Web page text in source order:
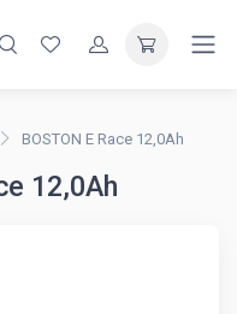
BOSTON E Race 12,0Ah
12,0Ah